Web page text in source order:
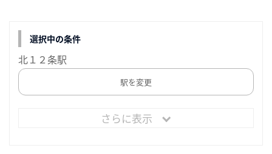
選択中の条件
北１２条駅
駅を変更
さらに表示